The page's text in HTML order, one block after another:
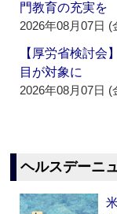
門教育の充実を
2026年08月07日 (
【厚労省検討会
目が対象に
2026年08月07日 (
ヘルスデーニ